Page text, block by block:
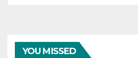
YOU MISSED